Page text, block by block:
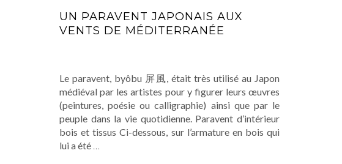
UN PARAVENT JAPONAIS AUX
VENTS DE MÉDITERRANÉE
Le paravent, byôbu 屏風, était très utilisé au Japon
médiéval par les artistes pour y figurer leurs œuvres
(peintures, poésie ou calligraphie) ainsi que par le
peuple dans la vie quotidienne. Paravent d’intérieur
bois et tissus Ci-dessous, sur l’armature en bois qui
lui a été …